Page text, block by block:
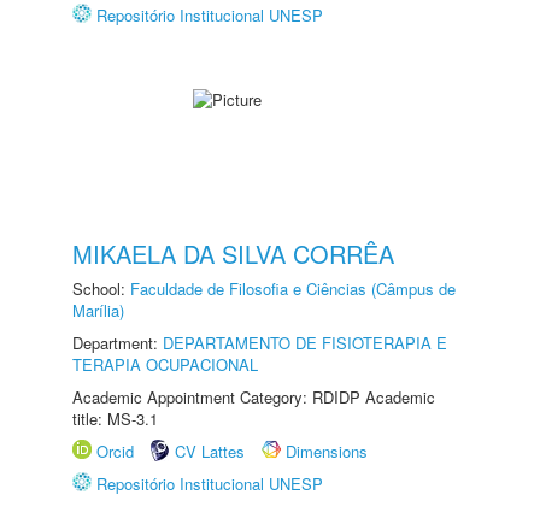
Repositório Institucional UNESP
MIKAELA DA SILVA CORRÊA
School: Faculdade de Filosofia e Ciências (Câmpus de
Marília)
Department: DEPARTAMENTO DE FISIOTERAPIA E
TERAPIA OCUPACIONAL
Academic Appointment Category: RDIDP Academic
title: MS-3.1
Orcid
CV Lattes
Dimensions
Repositório Institucional UNESP